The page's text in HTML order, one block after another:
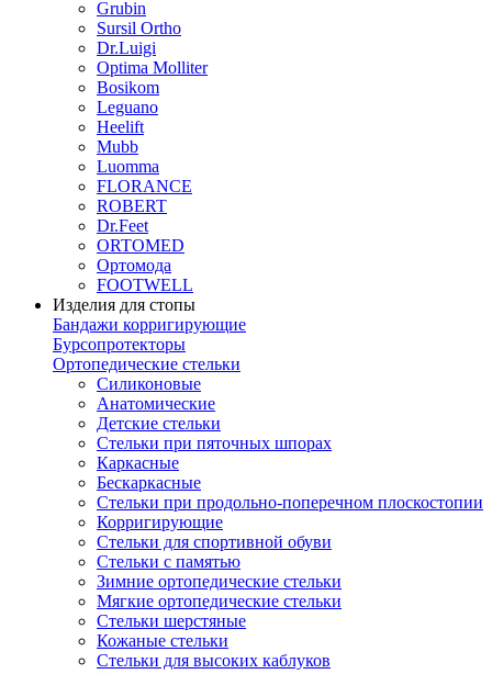
Grubin
Sursil Ortho
Dr.Luigi
Optima Molliter
Bosikom
Leguano
Heelift
Mubb
Luomma
FLORANCE
ROBERT
Dr.Feet
ORTOMED
Ортомода
FOOTWELL
Изделия для стопы
Бандажи корригирующие
Бурсопротекторы
Ортопедические стельки
Силиконовые
Анатомические
Детские стельки
Стельки при пяточных шпорах
Каркасные
Бескаркасные
Стельки при продольно-поперечном плоскостопии
Корригирующие
Стельки для спортивной обуви
Стельки с памятью
Зимние ортопедические стельки
Мягкие ортопедические стельки
Стельки шерстяные
Кожаные стельки
Стельки для высоких каблуков